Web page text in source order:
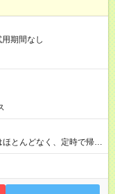
期間】試用期間なし
進捗管理や事務が中心な
、自然と区切りをつけ